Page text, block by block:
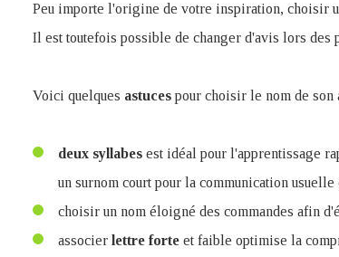
Peu importe l'origine de votre inspiration, choisir
Il est toutefois possible de changer d'avis lors
Voici quelques astuces pour choisir le nom de son
deux syllabes est idéal pour l'apprentissage
un surnom court pour la communication usuelle
choisir un nom éloigné des commandes afin
associer lettre forte et faible optimise la